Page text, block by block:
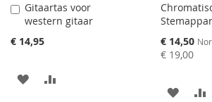
Gitaartas voor
western gitaar
€ 14,95
Aan
winkelwagen
toevoegen
AAN
Speciale
prijs
€ 14,50
€ 19,00
AAN